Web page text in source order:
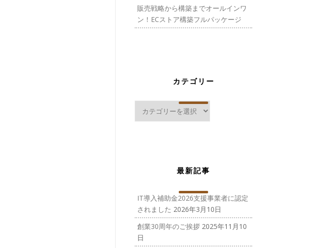
販売戦略から構築までオールインワ
ン！ECストア構築フルパッケージ
カテゴリー
最新記事
IT導入補助金2026支援事業者に認定
されました 2026年3月10日
創業30周年のご挨拶 2025年11月10
日